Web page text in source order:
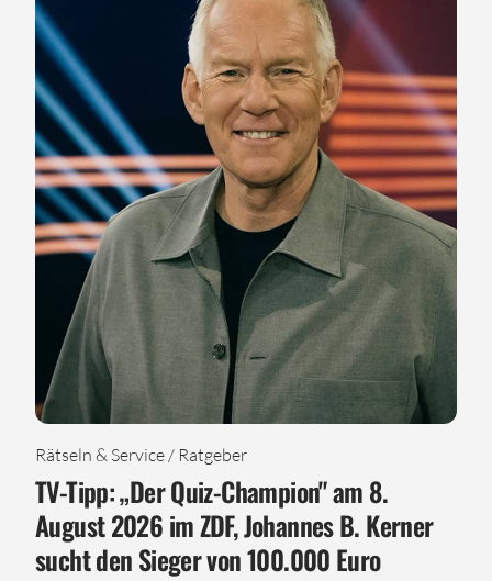
Rätseln & Service / Ratgeber
TV-Tipp: „Der Quiz-Champion" am 8.
August 2026 im ZDF, Johannes B. Kerner
sucht den Sieger von 100.000 Euro